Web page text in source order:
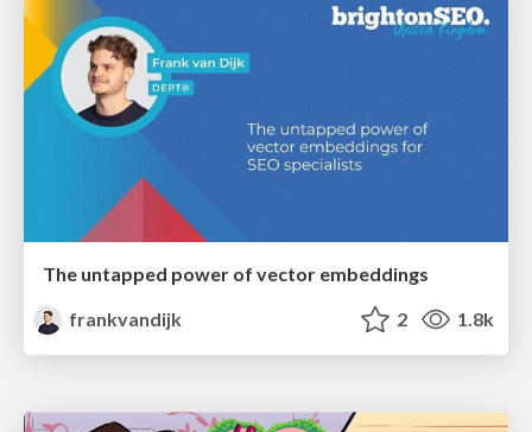
The untapped power of vector embeddings
frankvandijk
2 1.8k